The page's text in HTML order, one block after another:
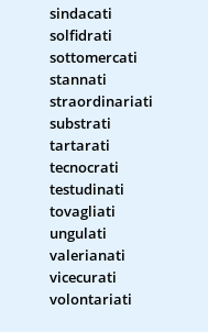
sindacati
solfidrati
sottomercati
stannati
straordinariati
substrati
tartarati
tecnocrati
testudinati
tovagliati
ungulati
valerianati
vicecurati
volontariati